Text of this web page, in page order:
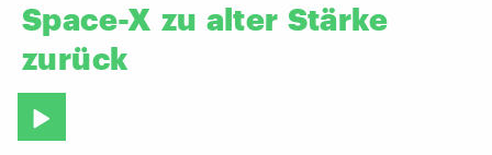
Space-X zu alter Stärke
zurück